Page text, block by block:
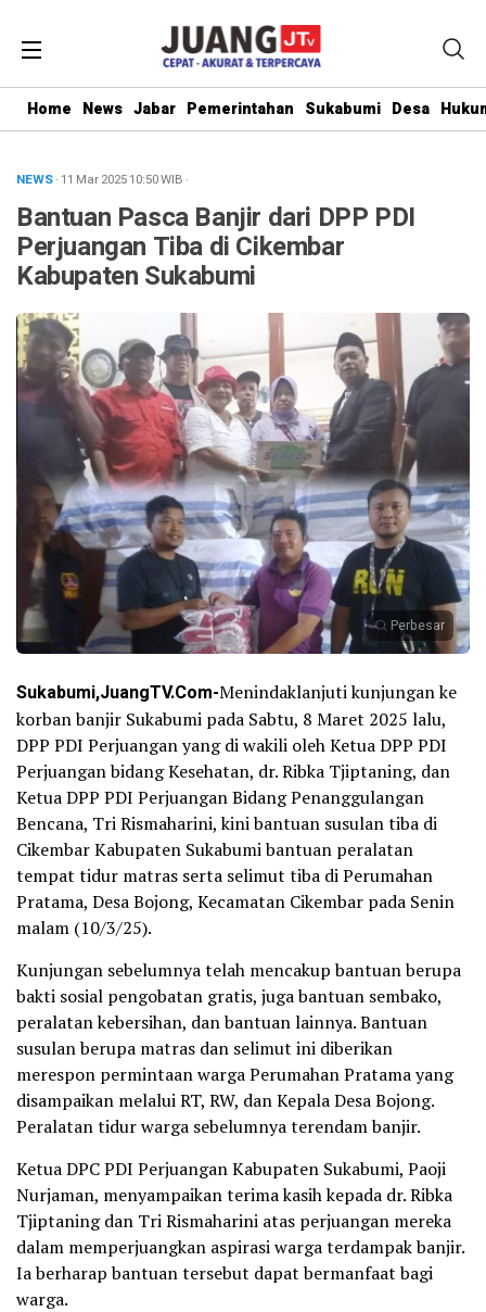
Home News Jabar Pemerintahan Sukabumi Desa
NEWS· 11 Mar 202510:50WIB ·
Bantuan Pasca Banjir dari DPP PDI
Perjuangan Tiba di Cikembar
Kabupaten Sukabumi
Perbesar
Sukabumi,JuangTV.Com-Menindaklanjuti kunjungan ke
korban banjir Sukabumi pada Sabtu, 8 Maret 2025 lalu,
DPP PDI Perjuangan yang di wakili oleh Ketua DPP PDI
Perjuangan bidang Kesehatan, dr. Ribka Tjiptaning, dan
Ketua DPP PDI Perjuangan Bidang Penanggulangan
Bencana, Tri Rismaharini, kini bantuan susulan tiba di
Cikembar Kabupaten Sukabumi bantuan peralatan
tempat tidur matras serta selimut tiba di Perumahan
Pratama, Desa Bojong, Kecamatan Cikembar pada Senin
malam (10/3/25).
Kunjungan sebelumnya telah mencakup bantuan berupa
bakti sosial pengobatan gratis, juga bantuan sembako,
peralatan kebersihan, dan bantuan lainnya. Bantuan
susulan berupa matras dan selimut ini diberikan
merespon permintaan warga Perumahan Pratama yang
disampaikan melalui RT, RW, dan Kepala Desa Bojong.
Peralatan tidur warga sebelumnya terendam banjir.
Ketua DPC PDI Perjuangan Kabupaten Sukabumi, Paoji
Nurjaman, menyampaikan terima kasih kepada dr. Ribka
Tjiptaning dan Tri Rismaharini atas perjuangan mereka
dalam memperjuangkan aspirasi warga terdampak banjir.
Ia berharap bantuan tersebut dapat bermanfaat bagi
warga.